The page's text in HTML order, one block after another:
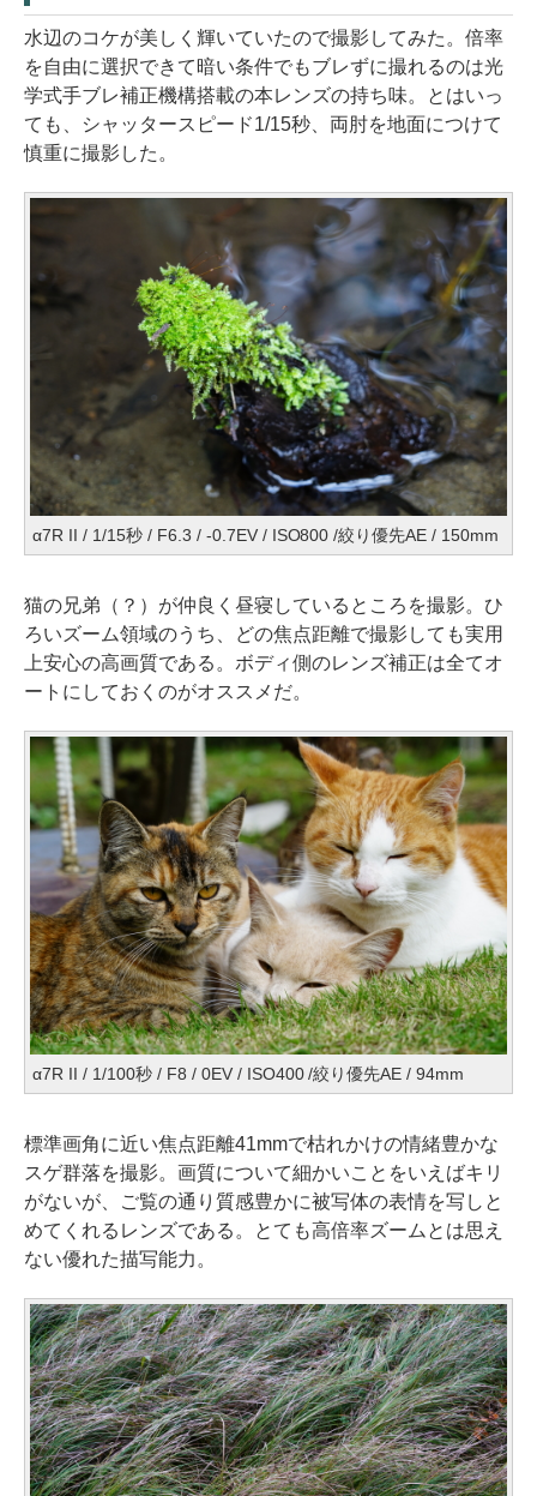
水辺のコケが美しく輝いていたので撮影してみた。倍率
を自由に選択できて暗い条件でもブレずに撮れるのは光
学式手ブレ補正機構搭載の本レンズの持ち味。とはいっ
ても、シャッタースピード1/15秒、両肘を地面につけて
慎重に撮影した。
α7R II / 1/15秒 / F6.3 / -0.7EV / ISO800 /絞り優先AE / 150mm
猫の兄弟（？）が仲良く昼寝しているところを撮影。ひ
ろいズーム領域のうち、どの焦点距離で撮影しても実用
上安心の高画質である。ボディ側のレンズ補正は全てオ
ートにしておくのがオススメだ。
α7R II / 1/100秒 / F8 / 0EV / ISO400 /絞り優先AE / 94mm
標準画角に近い焦点距離41mmで枯れかけの情緒豊かな
スゲ群落を撮影。画質について細かいことをいえばキリ
がないが、ご覧の通り質感豊かに被写体の表情を写しと
めてくれるレンズである。とても高倍率ズームとは思え
ない優れた描写能力。